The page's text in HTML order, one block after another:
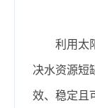
利用太
决水资源短
效、稳定且